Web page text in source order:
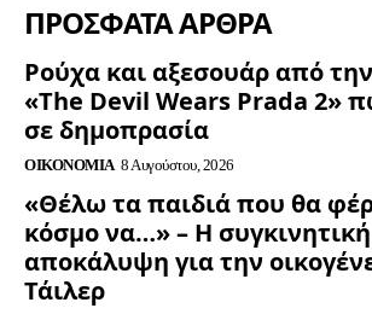
ΠΡΟΣΦΑΤΑ ΑΡΘΡΑ
Ρούχα και αξεσουάρ από
«The Devil Wears Prada 2»
σε δημοπρασία
ΟΙΚΟΝΟΜΊΑ 8 Αυγούστου, 2026
«Θέλω τα παιδιά που θα
κόσμο να…» – Η συγκινητική
αποκάλυψη για την
Τάιλερ